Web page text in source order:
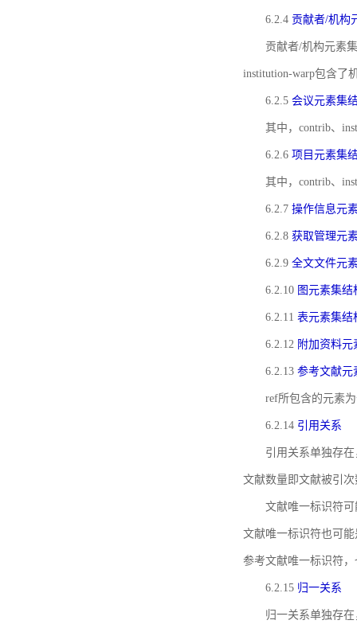
6.2.4 贡献者/机构
贡献者/机构元素
institution-warp包含了
6.2.5 会议元素集
其中，contrib、
6.2.6 项目元素集
其中，contrib、
6.2.7 操作信息元
6.2.8 获取管理元
6.2.9 全文文件元
6.2.10 图元素集结
6.2.11 表元素集结
6.2.12 附加资料元
6.2.13 参考文献元
ref所包含的元素
6.2.14 引用关系
引用关系单独存
文献数量即文献被引
文献唯一标识符
文献唯一标识符也可
参考文献唯一标识符
6.2.15 归一关系
归一关系单独存